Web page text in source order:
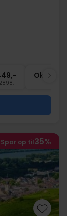
Okt
Spar op til35%